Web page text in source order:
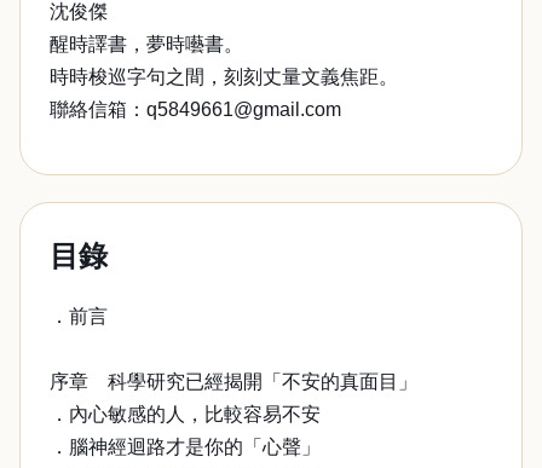
沈俊傑
醒時譯書，夢時囈書。
時時梭巡字句之間，刻刻丈量文義焦距。
聯絡信箱：q5849661@gmail.com
目錄
．前言
序章 科學研究已經揭開「不安的真面目」
．內心敏感的人，比較容易不安
．腦神經迴路才是你的「心聲」